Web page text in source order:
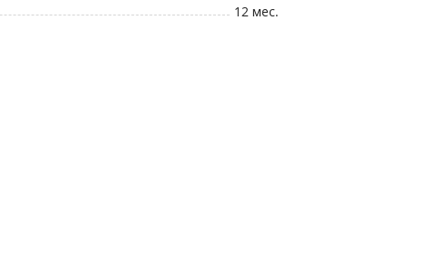
12 мес.